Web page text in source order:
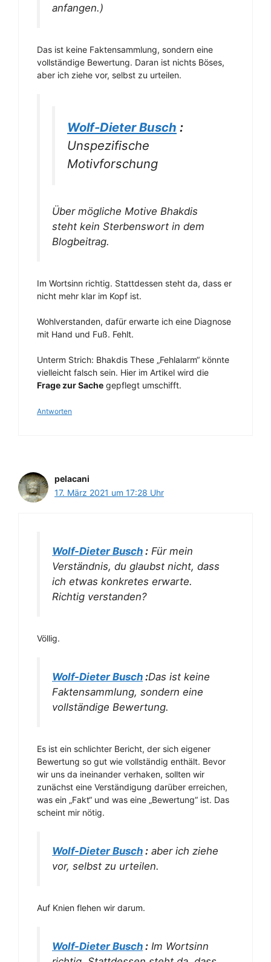
anfangen.)
Das ist keine Faktensammlung, sondern eine
vollständige Bewertung. Daran ist nichts Böses,
aber ich ziehe vor, selbst zu urteilen.
Wolf-Dieter Busch :
Unspezifische
Motivforschung
Über mögliche Motive Bhakdis
steht kein Sterbenswort in dem
Blogbeitrag.
Im Wortsinn richtig. Stattdessen steht da, dass er
nicht mehr klar im Kopf ist.
Wohlverstanden, dafür erwarte ich eine Diagnose
mit Hand und Fuß. Fehlt.
Unterm Strich: Bhakdis These „Fehlalarm“ könnte
vielleicht falsch sein. Hier im Artikel wird die
Frage zur Sache gepflegt umschifft.
Antworten
pelacani
17. März 2021 um 17:28 Uhr
Wolf-Dieter Busch : Für mein
Verständnis, du glaubst nicht, dass
ich etwas konkretes erwarte.
Richtig verstanden?
Völlig.
Wolf-Dieter Busch :Das ist keine
Faktensammlung, sondern eine
vollständige Bewertung.
Es ist ein schlichter Bericht, der sich eigener
Bewertung so gut wie vollständig enthält. Bevor
wir uns da ineinander verhaken, sollten wir
zunächst eine Verständigung darüber erreichen,
was ein „Fakt“ und was eine „Bewertung“ ist. Das
scheint mir nötig.
Wolf-Dieter Busch : aber ich ziehe
vor, selbst zu urteilen.
Auf Knien flehen wir darum.
Wolf-Dieter Busch : Im Wortsinn